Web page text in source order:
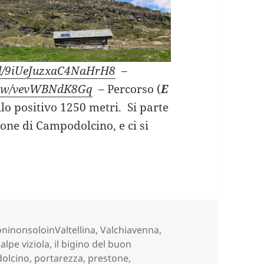
–
vevWBNdK8Gq – Percorso (E
positivo 1250 metri. Si parte
di Campodolcino, e ci si
,Valchiavenna,
alpe viziola, il bigino del buon
, portarezza, prestone,